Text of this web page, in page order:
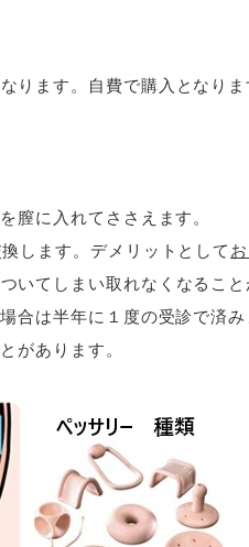
ります。自費で購入となりま
に入れてささえます。
します。デメリットとして
ついてしまい取れなくなること
合は半年に１度の受診で済み
があります。